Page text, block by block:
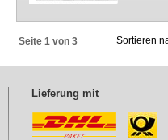
Seite 1 von 3 Sortieren
Lieferung mit